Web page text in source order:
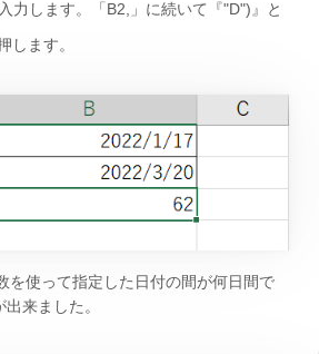
力します。「B2,」に続いて『"D")』と
します。
を使って指定した日付の間が何日間で
来ました。